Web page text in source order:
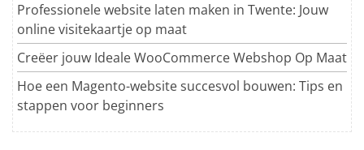
Professionele website laten maken in Twente: Jouw
online visitekaartje op maat
Creëer jouw Ideale WooCommerce Webshop Op Maat
Hoe een Magento-website succesvol bouwen: Tips en
stappen voor beginners